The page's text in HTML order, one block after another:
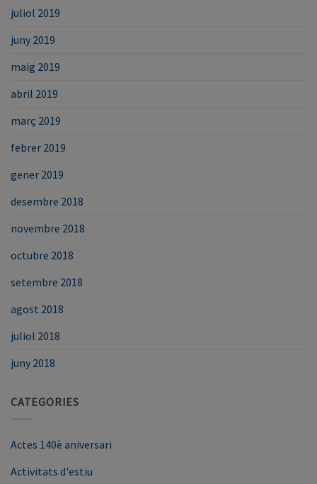
juliol 2019
juny 2019
maig 2019
abril 2019
març 2019
febrer 2019
gener 2019
desembre 2018
novembre 2018
octubre 2018
setembre 2018
agost 2018
juliol 2018
juny 2018
CATEGORIES
Actes 140è aniversari
Activitats d'estiu